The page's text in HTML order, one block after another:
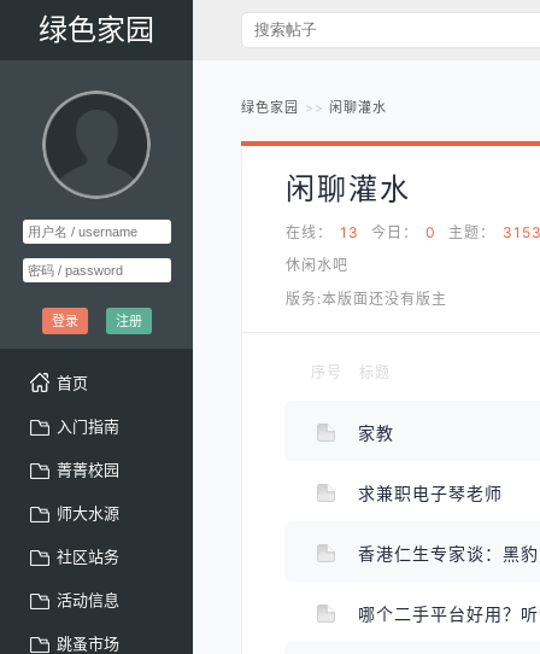
绿色家园
登录 注册
首页
入门指南
菁菁校园
师大水源
社区站务
活动信息
跳蚤市场
绿色家园 闲聊灌水
闲聊灌水
在线： 13 今日： 0 主题：
休闲水吧
版务:本版面还没有版主
序号 标题
家教
求兼职电子琴老师
哪个二手平台好用？